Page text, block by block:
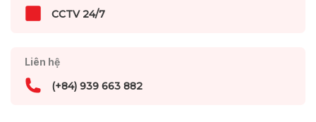
CCTV 24/7
Liên hệ
(+84) 939 663 882